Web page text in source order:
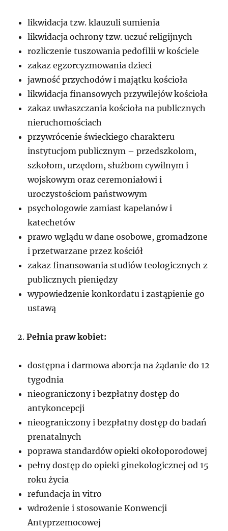
likwidacja tzw. klauzuli sumienia
likwidacja ochrony tzw. uczuć religijnych
rozliczenie tuszowania pedofilii w kościele
zakaz egzorcyzmowania dzieci
jawność przychodów i majątku kościoła
likwidacja finansowych przywilejów kościoła
zakaz uwłaszczania kościoła na publicznych
nieruchomościach
przywrócenie świeckiego charakteru
instytucjom publicznym – przedszkolom,
szkołom, urzędom, służbom cywilnym i
wojskowym oraz ceremoniałowi i
uroczystościom państwowym
psychologowie zamiast kapelanów i
katechetów
prawo wglądu w dane osobowe, gromadzone
i przetwarzane przez kościół
zakaz finansowania studiów teologicznych z
publicznych pieniędzy
wypowiedzenie konkordatu i zastąpienie go
ustawą
2.Pełnia praw kobiet:
dostępna i darmowa aborcja na żądanie do 12
tygodnia
nieograniczony i bezpłatny dostęp do
antykoncepcji
nieograniczony i bezpłatny dostęp do badań
prenatalnych
poprawa standardów opieki okołoporodowej
pełny dostęp do opieki ginekologicznej od 15
roku życia
refundacja in vitro
wdrożenie i stosowanie Konwencji
Antyprzemocowej